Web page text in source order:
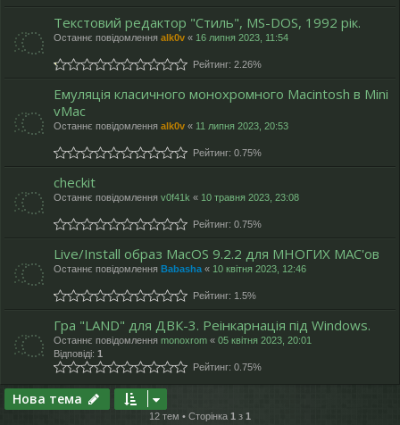
Текстовий редактор "Стиль", MS-DOS, 1992 рік.
Останнє повідомлення alk0v « 16 липня 2023, 11:54
Рейтинг: 2.26%
Емуляція класичного монохромного Macintosh в Mini
vMac
Останнє повідомлення alk0v « 11 липня 2023, 20:53
Рейтинг: 0.75%
checkit
Останнє повідомлення v0f41k « 10 травня 2023, 23:08
Рейтинг: 0.75%
Live/Install образ MacOS 9.2.2 для МНОГИХ MAC'ов
Останнє повідомлення Babasha « 10 квітня 2023, 12:46
Рейтинг: 1.5%
Гра "LAND" для ДВК-3. Реінкарнація під Windows.
Останнє повідомлення monoxrom « 05 квітня 2023, 20:01
Відповіді: 1
Рейтинг: 0.75%
Нова тема
12 тем • Сторінка 1 з 1